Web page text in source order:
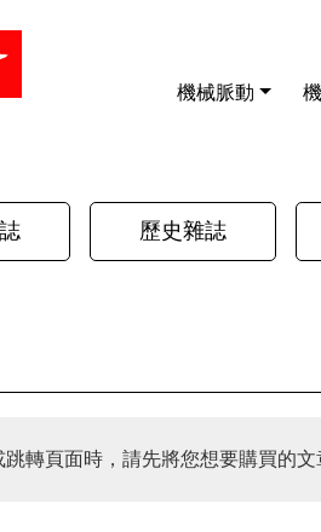
機械脈動
歷史雜誌
轉頁面時，請先將您想要購買的